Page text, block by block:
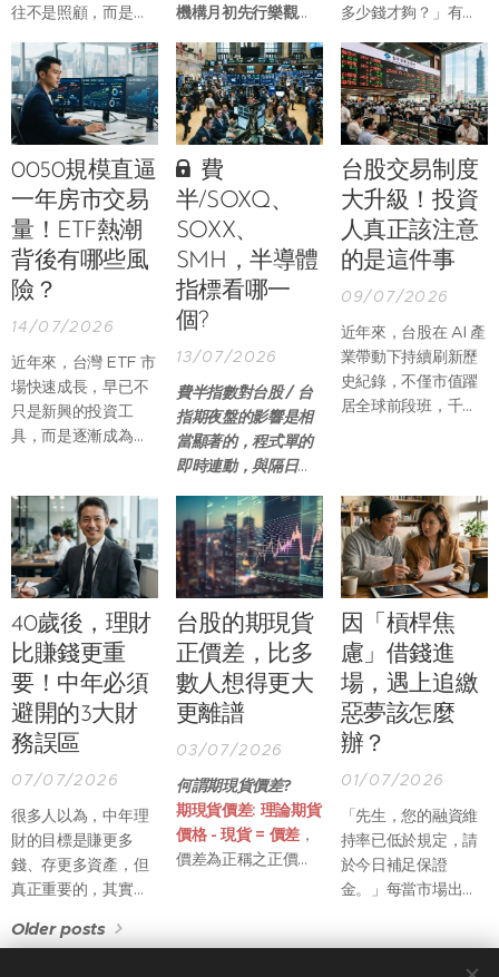
往不是照顧，而是繼
存款怎麼分？兄弟姐
妹各自能分到多少？
要不要辦理拋棄繼
承？甚至有人開始討
論，是否應該趁早把
房產過戶，避免未來
產生糾紛。
機構月初先行樂觀調
破 68%，因此營業利
潤 / 稅前利潤大約符
合法人預期。EPS 高
於預期主要來自於業
外貢獻的預期差異。
多少錢才夠？」有人
退休年數，也有人參
考 4% 提領法，希望
算出一個目標金額。
但真正需要思考的，
不是存到一個數字，
而是這筆資產能不能
支撐未來二、三十年
的生活。
0050規模直逼
一年房市交易
量！ETF熱潮
背後有哪些風
險？
14/07/2026
近年來，台灣 ETF 市
場快速成長，早已不
只是新興的投資工
具，而是逐漸成為全
息 ETF，到近年熱門
的 AI、半導體、ESG
等主題型 ETF，投資
族群也不再侷限於年
輕人，而是涵蓋退休
族、家庭理財族群，
甚至許多原本偏好房
地產投資的中產階
級，也開始將資金配
置到 ETF 市場。
費
半/SOXQ、
SOXX、
SMH，半導體
指標看哪一
個?
13/07/2026
費半指數對台股 / 台
指期夜盤的影響是相
當顯著的，程式單的
即時連動，與隔日開
聞，當然夜盤表現，
也往往影響到台股第
一盤開盤價的定價。
台股交易制度
大升級！投資
人真正該注意
的是這件事
09/07/2026
近年來，台股在 AI 產
業帶動下持續刷新歷
史紀錄，不僅市值躍
居全球前段班，千元
改變。就在市場聚焦
AI 供應鏈、外資動向
及指數創高之際，證
交所也同步推動近年
來最重要的一波交易
制度改革，預計自今
年底至明年陸續上
路。
40歲後，理財
比賺錢更重
要！中年必須
避開的3大財
務誤區
07/07/2026
很多人以為，中年理
財的目標是賺更多
錢、存更多資產，但
真正重要的，其實是
資源。二、三十歲
台股的期現貨
正價差，比多
數人想得更大
更離譜
03/07/2026
何謂期現貨價差?
期現貨價差: 理論期貨
價格 - 現貨 = 價差 ，
價差為正稱之正價
因「槓桿焦
慮」借錢進
場，遇上追繳
惡夢該怎麼
辦？
01/07/2026
「先生，您的融資維
持率已低於規定，請
於今日補足保證
金。」每當市場出現
Older posts